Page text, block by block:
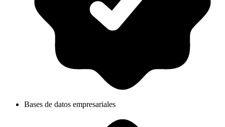
Bases de datos empresariales